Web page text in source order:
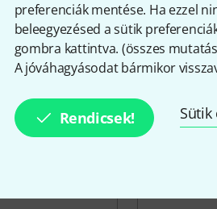
preferenciák mentése. Ha ezzel
beleegyezésed a sütik
gombra kattintva. (összes
A jóváhagyásodat bármikor
Rendicsek! Sütik